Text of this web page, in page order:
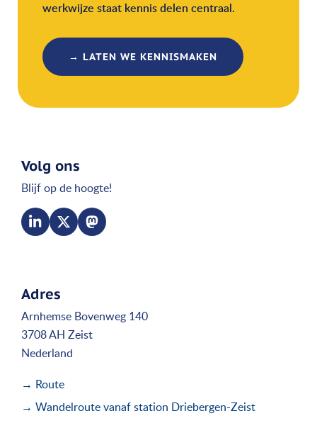
werkwijze staat kennis delen centraal.
→ LATEN WE KENNISMAKEN
Volg ons
Blijf op de hoogte!
Adres
Arnhemse Bovenweg 140
3708 AH Zeist
Nederland
→ Route
→ Wandelroute vanaf station Driebergen-Zeist